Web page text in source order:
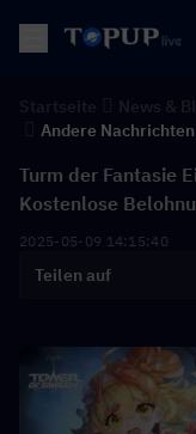
Andere Nachrichten
Turm der Fantasie
Kostenlose
2025-05-09 14:15:40
Teilen auf